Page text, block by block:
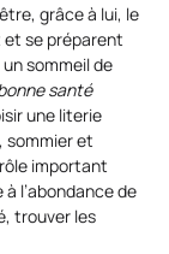
grâce à lui, le
et se préparent
sommeil de
santé
une literie
sommier et
important
l’abondance de
trouver les